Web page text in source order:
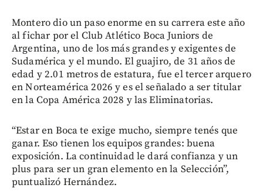
Montero dio un paso enorme en su carrera este año
al fichar por el Club Atlético Boca Juniors de
Argentina, uno de los más grandes y exigentes de
Sudamérica y el mundo. El guajiro, de 31 años de
edad y 2.01 metros de estatura, fue el tercer arquero
en Norteamérica 2026 y es el señalado a ser titular
en la Copa América 2028 y las Eliminatorias.
“Estar en Boca te exige mucho, siempre tenés que
ganar. Eso tienen los equipos grandes: buena
exposición. La continuidad le dará confianza y un
plus para ser un gran elemento en la Selección”,
puntualizó Hernández.